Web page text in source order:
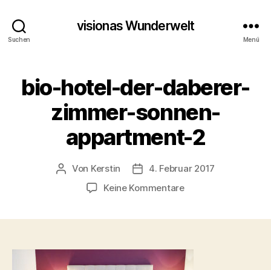
Suchen
visionas Wunderwelt
Menü
bio-hotel-der-daberer-
zimmer-sonnen-
appartment-2
Beitragsautor
Von Kerstin Beitragsdatum
4. Februar 2017
Keine Kommentarezu
zimmer-
sonnen-